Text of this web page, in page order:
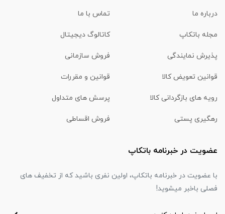
درباره ما تماس با ما
مجله باتکاپ کاتالوگ دیجیتال
پذیرش نمایندگی فروش سازمانی
قوانین تعویض کالا قوانین و مقررات
رویه های بازگردانی کالا پرسش های متداول
رهگیری پستی فروش اقساطی
عضویت در خبرنامه باتکاپ
با عضویت در خبرنامه باتکاپ، اولین نفری باشید که از تخفیف های
فصلی باخبر میشوید!